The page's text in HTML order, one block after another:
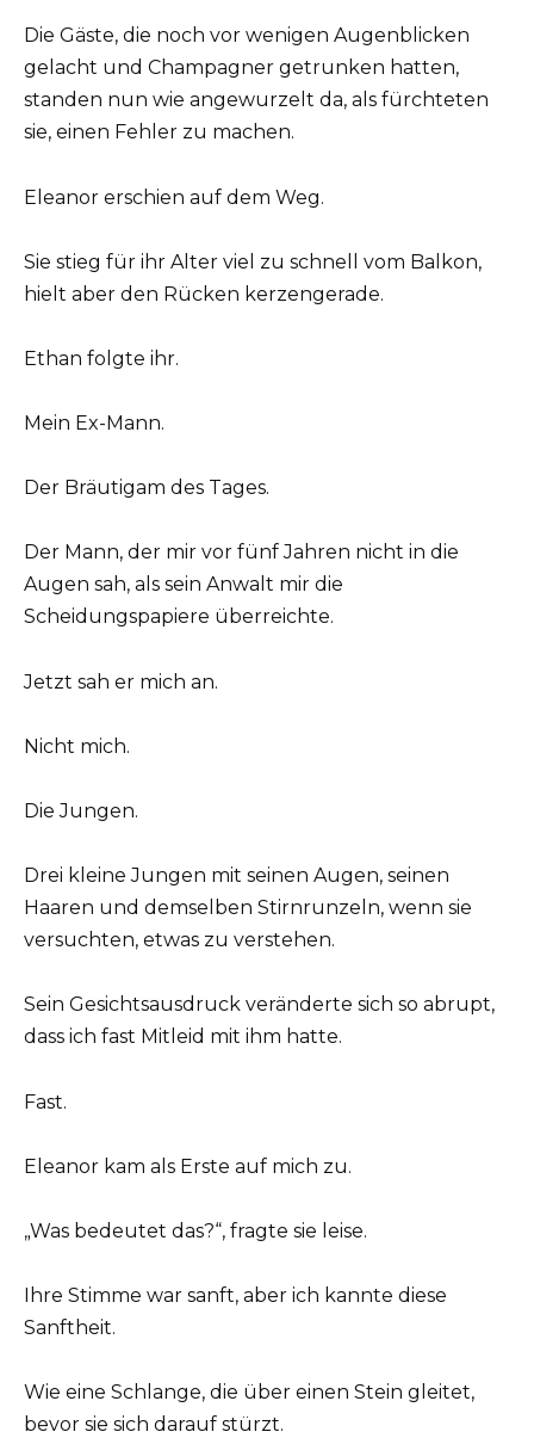
Die Gäste, die noch vor wenigen Augenblicken
gelacht und Champagner getrunken hatten,
standen nun wie angewurzelt da, als fürchteten
sie, einen Fehler zu machen.
Eleanor erschien auf dem Weg.
Sie stieg für ihr Alter viel zu schnell vom Balkon,
hielt aber den Rücken kerzengerade.
Ethan folgte ihr.
Mein Ex-Mann.
Der Bräutigam des Tages.
Der Mann, der mir vor fünf Jahren nicht in die
Augen sah, als sein Anwalt mir die
Scheidungspapiere überreichte.
Jetzt sah er mich an.
Nicht mich.
Die Jungen.
Drei kleine Jungen mit seinen Augen, seinen
Haaren und demselben Stirnrunzeln, wenn sie
versuchten, etwas zu verstehen.
Sein Gesichtsausdruck veränderte sich so abrupt,
dass ich fast Mitleid mit ihm hatte.
Fast.
Eleanor kam als Erste auf mich zu.
„Was bedeutet das?“, fragte sie leise.
Ihre Stimme war sanft, aber ich kannte diese
Sanftheit.
Wie eine Schlange, die über einen Stein gleitet,
bevor sie sich darauf stürzt.